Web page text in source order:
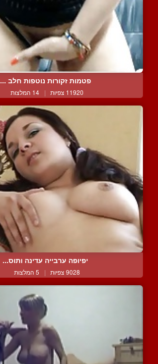
פטמות זקורות נוטפות חלב ...
11920 צפיות | 14 המלצות
יפיופה ערבייה עדינה ותוס...
9028 צפיות | 5 המלצות